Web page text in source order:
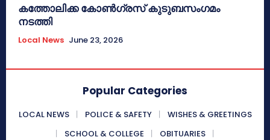
കത്തോലിക്ക കോൺഗ്രസ് കുടുബസംഗമം
നടത്തി
Local News June 23, 2026
Popular Categories
LOCAL NEWS POLICE & SAFETY
WISHES & GREETINGS
SCHOOL & COLLEGE
OBITUARIES